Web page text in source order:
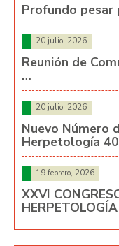
Profundo
20 julio, 2026
Reunión de
…
20 julio, 2026
Nuevo Número
Herpetología
19 febrero, 2026
XXVI
HERPETOLOGÍA